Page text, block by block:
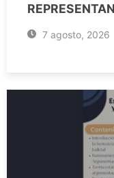
7 agosto, 2026